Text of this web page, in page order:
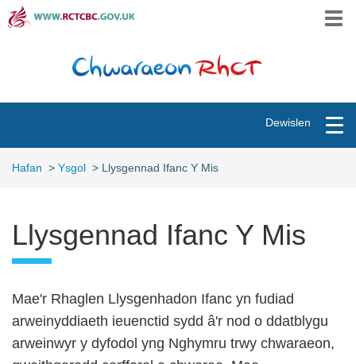
to
Toggle
Dewislen
Hafan > Ysgol > Llysgennad Ifanc Y Mis
Llysgennad Ifanc Y Mis
Mae'r Rhaglen Llysgenhadon Ifanc yn fudiad
arweinyddiaeth ieuenctid sydd â'r nod o ddatblygu
arweinwyr y dyfodol yng Nghymru trwy chwaraeon,